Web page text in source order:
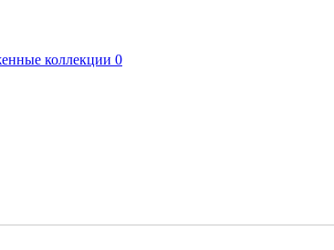
коллекции 0